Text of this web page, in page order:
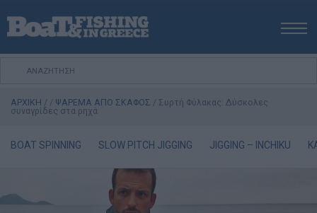
ΑΡΧΙΚΗ
ΕΚΔΟΣΕΙΣ
ΨΑΡΕΜΑ ΑΠΟ ΣΚΑΦΟΣ
ΣΚΑΦΟΣ
ΑΡΧΙΚΗ / / ΨΑΡΕΜΑ ΑΠΟ ΣΚΑΦΟΣ / Συρτή Φύλακας: Δύσκολες
συναγρίδες στα ρηχά
BOAT SPINNING SLOW PITCH JIGGING JIGGING – INCHIKU